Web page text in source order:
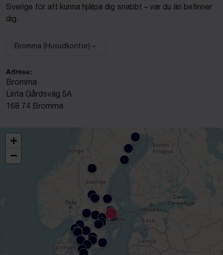
Sverige för att kunna hjälpa dig snabbt – var du än befinner
dig.
Välj anläggning:
Bromma (Huvudkontor)
Adress:
Bromma
Linta Gårdsväg 5A
168 74 Bromma
+
−